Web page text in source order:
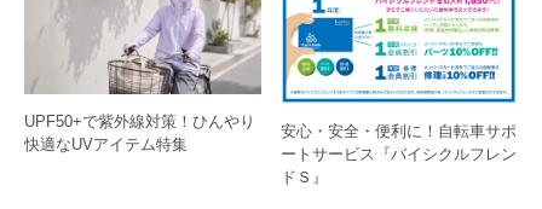
UPF50+で紫外線対策！ひんやり
快適なUVアイテム特集
安心・安全・便利に！自転車サポ
ートサービス『バイシクルフレン
ドＳ』